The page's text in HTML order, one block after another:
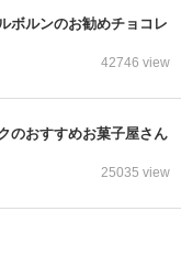
ボルンのお勧めチョコレ
42746 view
のおすすめお菓子屋さん
25035 view